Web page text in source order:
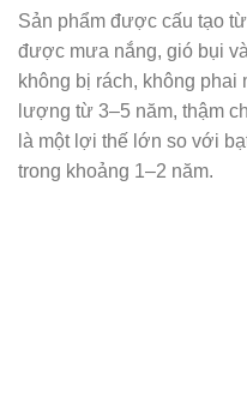
Sản phẩm được cấu tạo
được mưa nắng, gió bụi
không bị rách, không
lượng từ 3–5 năm, thậm
là một lợi thế lớn so với
trong khoảng 1–2 năm.